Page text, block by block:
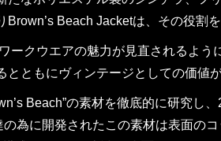
Beach Jacketは、その役割
ークウエアの魅力が見直されるよ
ともにヴィンテージとしての価値
Beach”の素材を徹底的に研究し
為に開発されたこの素材は表面の